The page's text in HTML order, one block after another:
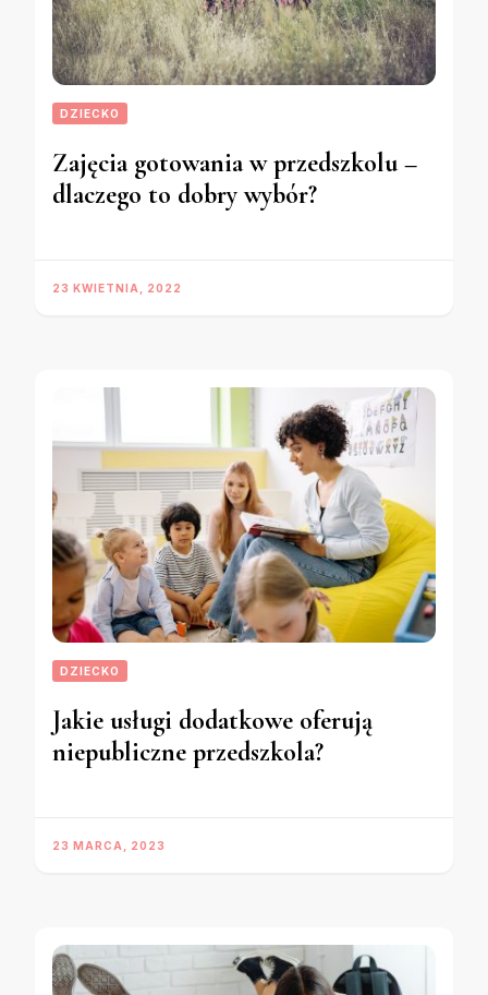
DZIECKO
Zajęcia gotowania w przedszkolu –
dlaczego to dobry wybór?
23 KWIETNIA, 2022
DZIECKO
Jakie usługi dodatkowe oferują
niepubliczne przedszkola?
23 MARCA, 2023